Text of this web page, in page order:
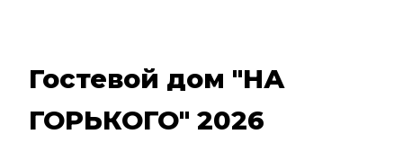
Гостевой дом "НА
ГОРЬКОГО" 2026